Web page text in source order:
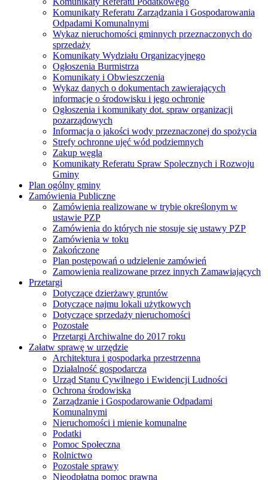
Komunikaty Referatu Zarządzania i Gospodarowania
Odpadami Komunalnymi
Wykaz nieruchomości gminnych przeznaczonych do
sprzedaży
Komunikaty Wydziału Organizacyjnego
Ogłoszenia Burmistrza
Komunikaty i Obwieszczenia
Wykaz danych o dokumentach zawierających
informacje o środowisku i jego ochronie
Ogłoszenia i komunikaty dot. spraw organizacji
pozarządowych
Informacja o jakości wody przeznaczonej do spożycia
Strefy ochronne ujęć wód podziemnych
Zakup węgla
Komunikaty Referatu Spraw Spolecznych i Rozwoju
Gminy
Plan ogólny gminy
Zamówienia Publiczne
Zamówienia realizowane w trybie określonym w
ustawie PZP
Zamówienia do których nie stosuje się ustawy PZP
Zamówienia w toku
Zakończone
Plan postępowań o udzielenie zamówień
Zamowienia realizowane przez innych Zamawiających
Przetargi
Dotyczące dzierżawy gruntów
Dotyczące najmu lokali użytkowych
Dotyczące sprzedaży nieruchomości
Pozostałe
Przetargi Archiwalne do 2017 roku
Załatw sprawę w urzędzie
Architektura i gospodarka przestrzenna
Działalność gospodarcza
Urząd Stanu Cywilnego i Ewidencji Ludności
Ochrona środowiska
Zarządzanie i Gospodarowanie Odpadami
Komunalnymi
Nieruchomości i mienie komunalne
Podatki
Pomoc Społeczna
Rolnictwo
Pozostałe sprawy
Nieodpłatna pomoc prawna